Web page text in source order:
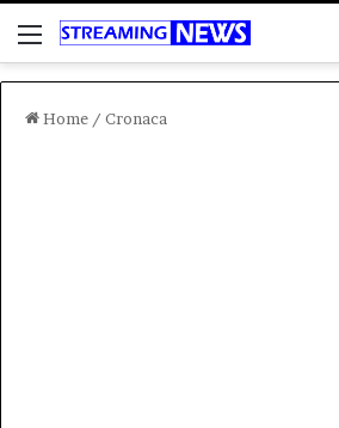
Menu
Home / Cronaca